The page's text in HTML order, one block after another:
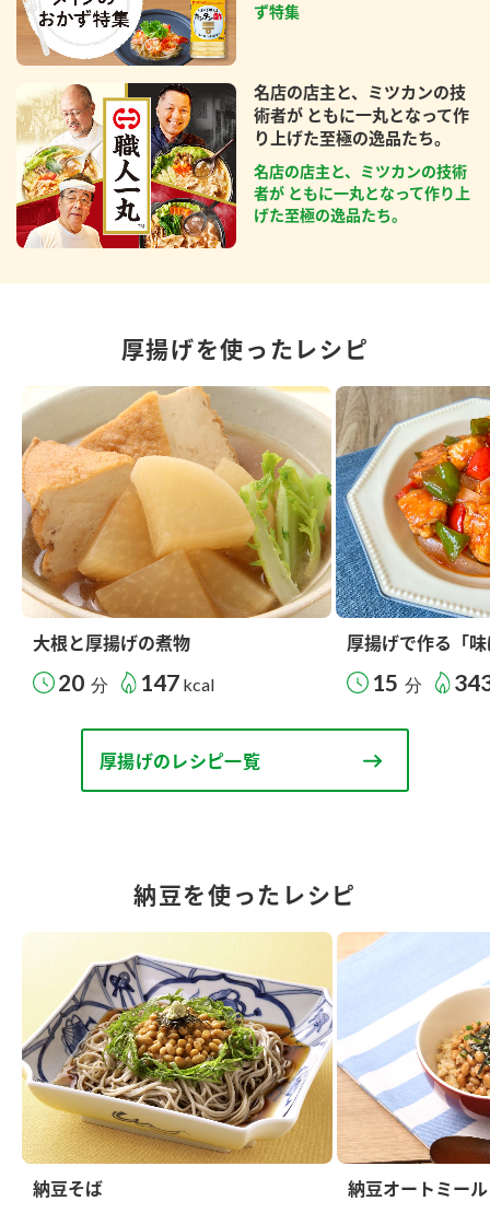
ず特集
名店の店主と、ミツカンの技
術者が ともに一丸となって作
り上げた至極の逸品たち。
名店の店主と、ミツカンの技術
者が ともに一丸となって作り上
げた至極の逸品たち。
厚揚げを使ったレシピ
大根と厚揚げの煮物
20 分 147 kcal
厚揚げで作る「
15 分
厚揚げのレシピ一覧
納豆を使ったレシピ
納豆そば 納豆オートミール